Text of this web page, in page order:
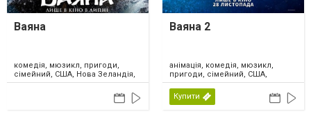
Ваяна
комедія, мюзикл, пригоди,
сімейний, США, Нова Зеландія,
2026
Ваяна 2
анімація, комедія, мюзикл,
пригоди, сімейний, США,
Канада, 2024
Купити